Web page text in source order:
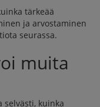
tärkeää
ja arvostaminen
seurassa.
muita
selvästi, kuinka